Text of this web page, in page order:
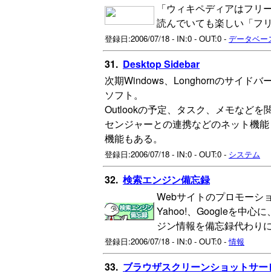
「ウィキペディアはフ
読んでいても楽しい「フ
登録日:2006/07/18 - IN:0 - OUT:0 - データベー
31. Desktop Sidebar
次期Windows、Longhornのサイドバ
ソフト。
Outlookの予定、タスク、メモなどを
センジャーとの連携などのネット機
機能もある。
登録日:2006/07/18 - IN:0 - OUT:0 - システム
32. 検索エンジン備忘録
Webサイトのプロモーシ
Yahoo!、Googleを中心
ジン情報を備忘録代わり
登録日:2006/07/18 - IN:0 - OUT:0 -情報
33. ブラウザスクリーンショットサー